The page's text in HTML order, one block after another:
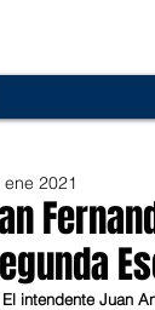
ene 2021
El intendente Juan